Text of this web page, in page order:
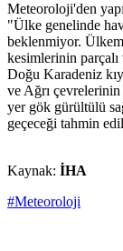
Meteoroloji'den
"Ülke genelinde
beklenmiyor.
kesimlerinin
Doğu Karadeniz
ve Ağrı
yer gök gürültülü
geçeceği tahmin
Kaynak: İHA
#Meteoroloji